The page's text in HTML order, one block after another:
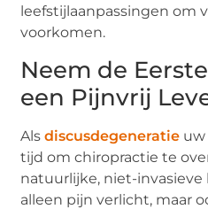
leefstijlaanpassingen om
voorkomen.
Neem de
een Pijnvrij
Alsdiscusdegeneratie uw
tijd om chiropractie te
natuurlijke, niet-
alleen pijn verlicht, maar